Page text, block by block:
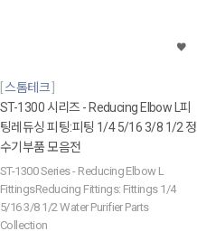
스톰테크
ST-1300 시리즈 - Reducing Elbow L피
팅레듀싱 피팅:피팅 1/4 5/16 3/8 1/2 정
수기부품 모음전
ST-1300 Series - Reducing Elbow L
FittingsReducing Fittings: Fittings 1/4
5/16 3/8 1/2 Water Purifier Parts
Collection